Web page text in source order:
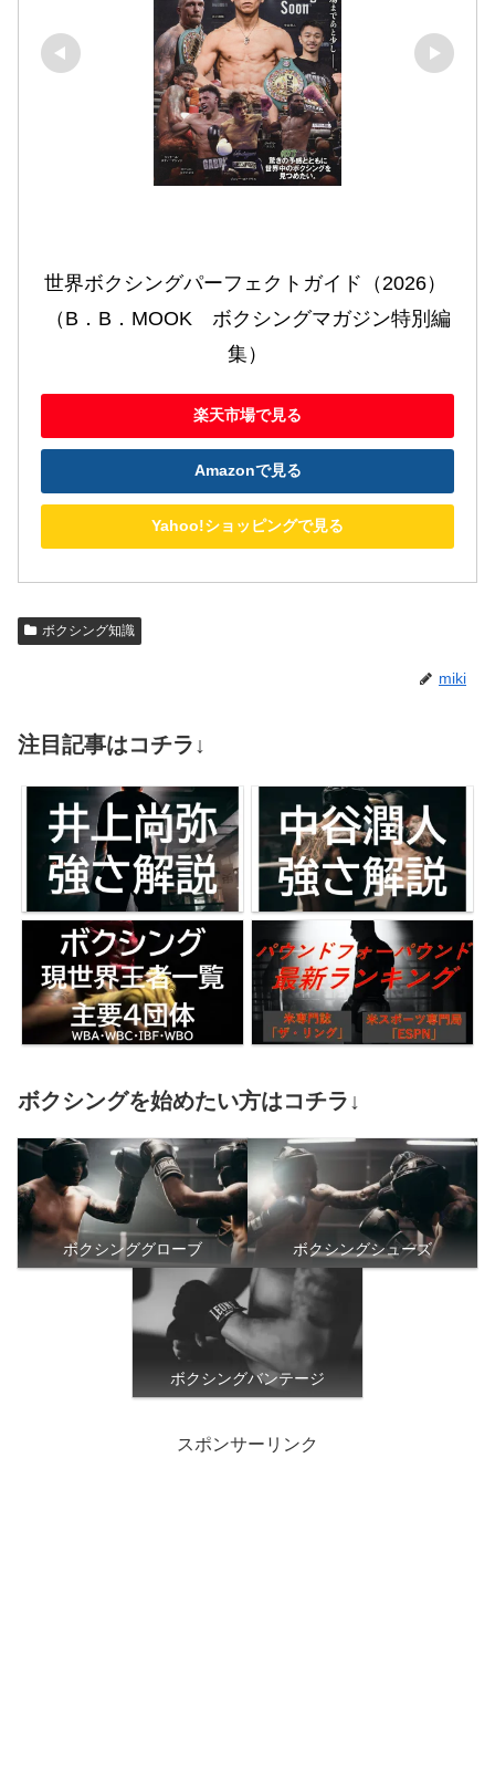
世界ボクシングパーフェクトガイド（2026）
（B．B．MOOK　ボクシングマガジン特別編
集）
楽天市場で見る
Amazonで見る
Yahoo!ショッピングで見る
ボクシング知識
miki
注目記事はコチラ↓
ボクシングを始めたい方はコチラ↓
ボクシンググローブ ボクシングシューズ
ボクシングバンテージ
スポンサーリンク